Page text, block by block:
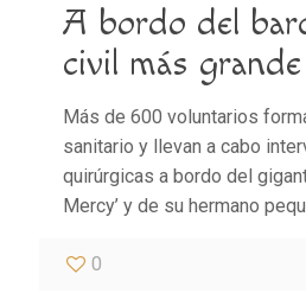
A bordo del
civil más
Más de 600 voluntarios
sanitario y llevan a cabo
quirúrgicas a bordo del
Mercy’ y de su hermano
0